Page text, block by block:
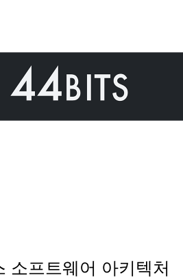
소프트웨어 아키텍처